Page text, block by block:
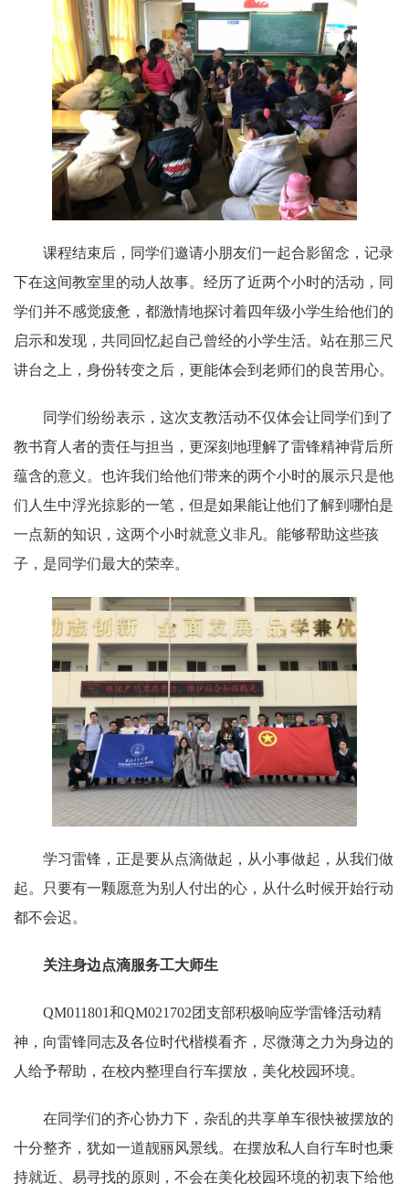
课程结束后，同学们邀请小朋友们一起合影留念，记录
下在这间教室里的动人故事。经历了近两个小时的活动，同
学们并不感觉疲惫，都激情地探讨着四年级小学生给他们的
启示和发现，共同回忆起自己曾经的小学生活。站在那三尺
讲台之上，身份转变之后，更能体会到老师们的良苦用心。
同学们纷纷表示，这次支教活动不仅体会让同学们到了
教书育人者的责任与担当，更深刻地理解了雷锋精神背后所
蕴含的意义。也许我们给他们带来的两个小时的展示只是他
们人生中浮光掠影的一笔，但是如果能让他们了解到哪怕是
一点新的知识，这两个小时就意义非凡。能够帮助这些孩
子，是同学们最大的荣幸。
学习雷锋，正是要从点滴做起，从小事做起，从我们做
起。只要有一颗愿意为别人付出的心，从什么时候开始行动
都不会迟。
关注身边点滴服务工大师生
QM011801和QM021702团支部积极响应学雷锋活动精
神，向雷锋同志及各位时代楷模看齐，尽微薄之力为身边的
人给予帮助，在校内整理自行车摆放，美化校园环境。
在同学们的齐心协力下，杂乱的共享单车很快被摆放的
十分整齐，犹如一道靓丽风景线。在摆放私人自行车时也秉
持就近、易寻找的原则，不会在美化校园环境的初衷下给他